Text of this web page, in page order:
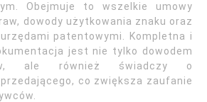
Obejmuje to wszelkie umowy
dowody użytkowania znaku oraz
patentowymi. Kompletna i
jest nie tylko dowodem
ale również świadczy o
co zwiększa zaufanie